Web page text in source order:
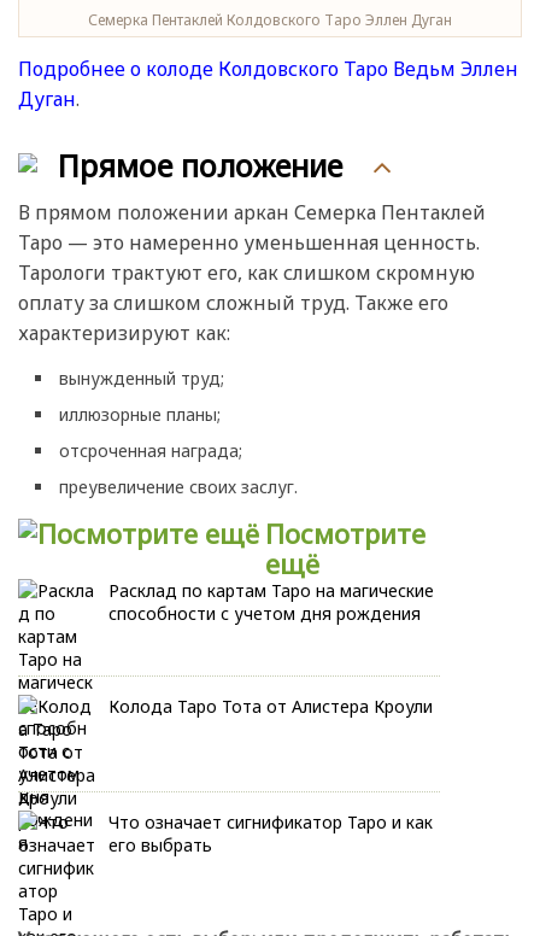
Семерка Пентаклей Колдовского Таро Эллен Дуган
Подробнее о колоде Колдовского Таро Ведьм Эллен
Дуган.
Прямое положение
В прямом положении аркан Семерка Пентаклей
Таро — это намеренно уменьшенная ценность.
Тарологи трактуют его, как слишком скромную
оплату за слишком сложный труд. Также его
характеризируют как:
вынужденный труд;
иллюзорные планы;
отсроченная награда;
преувеличение своих заслуг.
Посмотрите
ещё
Расклад по картам Таро на магические
способности с учетом дня рождения
Колода Таро Тота от Алистера Кроули
Что означает сигнификатор Таро и как
его выбрать